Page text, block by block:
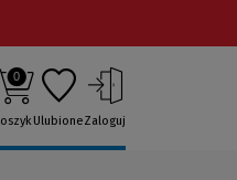
0
UlubioneZaloguj